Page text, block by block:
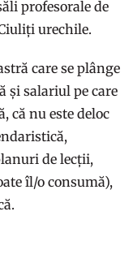
profesorale de
urechile.
care se plânge
și salariul pe care
că nu este deloc
de lecții,
îl/o consumă),